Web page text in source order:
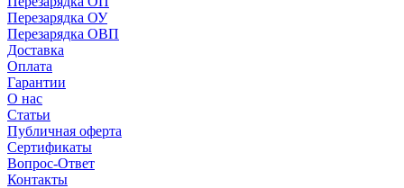
Перезарядка ОУ
Перезарядка ОВП
Доставка
Оплата
Гарантии
О нас
Статьи
Публичная оферта
Сертификаты
Вопрос-Ответ
Контакты